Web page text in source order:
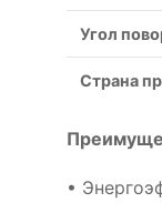
Угол
Страна
•